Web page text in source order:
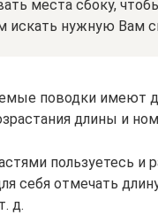
места сбоку,
искать нужную Вам
поводки имеют
длины и
пользуетесь и
себя отмечать
д.